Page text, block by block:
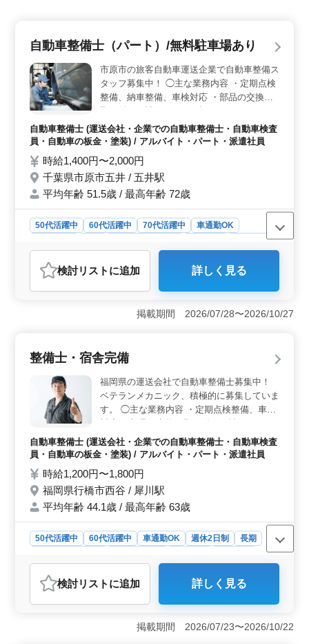
自動車整備士（パート）/無料駐車場あり
市原市の旅客自動車運送企業で自動車整備ス
タッフ募集中！ ◯主な業務内容 ・定期点検
整備、納車整備、車検対応 ・部品の交換・
時の整備業務全般 ・お客さんの見積もり対
応 ・カーナビ・ETCの設置 ・オーディオ・
募ください！ ＊車通勤OK ＊無料駐車場あ
り ＊50歳以上活躍中 ＊60歳以上活躍中
自動車整備士 (運送会社・企業での自動車整備士・自動車検査
員・自動車の板金・塗装) / アルバイト・パート・派遣社員
時給1,400円〜2,000円
千葉県市原市五井 / 五井駅
平均年齢 51.5歳 / 最高年齢 72歳
50代活躍中 60代活躍中 70代活躍中
車通勤OK
自動車整備士
おすすめポイント
＜柔軟な働き方が可能＞ 週3〜5日でのシフト制や3時間
以上の短時間勤務が可能なので、ライフスタイルに合わ
せた柔軟な働き方ができます。幅広い年齢層が活躍して
給されます。また、車通勤が可能で無料駐車場も完備さ
れているため、通勤も便利です。 ＜安定した就業環
境＞ 一般貸切旅客自動車運送事業の企業での業務で、車
両点検や整備を担当します。厚生年金などの各種社会保
険が完備されており、長期的に安定した働き方が期待で
きます。
検討リスト に追加 詳しく見る
掲載期間 2026/07/28〜2026/10/27
整備士・宿舎完備
福岡県の運送会社で自動車整備士募集中！
ベテランメカニック、積極的に募集していま
す。 ◯主な業務内容 ・定期点検整備、車検
ブルシューティング時の整備業務全般 ・カ
ーナビ・ETCの設置 ・オーディオ・ナビ等
機械などになります。 シニア世代のベテラ
ンスタッフも活躍中です。 アットホームで
働きやすい企業です。
自動車整備士 (運送会社・企業での自動車整備士・自動車検査
員・自動車の板金・塗装) / アルバイト・パート・派遣社員
時給1,200円〜1,800円
福岡県行橋市西谷 / 犀川駅
平均年齢 44.1歳 / 最高年齢 63歳
50代活躍中 60代活躍中 車通勤OK 週休2日制
長期
自動車整備士
おすすめポイント
＜宿舎完備で安心の生活サポート＞ 単身者用と世帯用
の宿舎が完備されており、遠方からの応募や引っ越しを
考えている方にも安心して働くことができます。家賃も
検討リスト に追加 詳しく見る
掲載期間 2026/07/23〜2026/10/22